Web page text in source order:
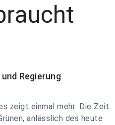
Regierung
zeigt einmal mehr: Die Zeit
anlässlich des heute